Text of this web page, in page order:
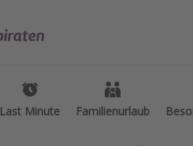
Last Minute Familienurlaub
Last Minute Familienurlaub
Alle Reiseziele
Bodensee Urlaub